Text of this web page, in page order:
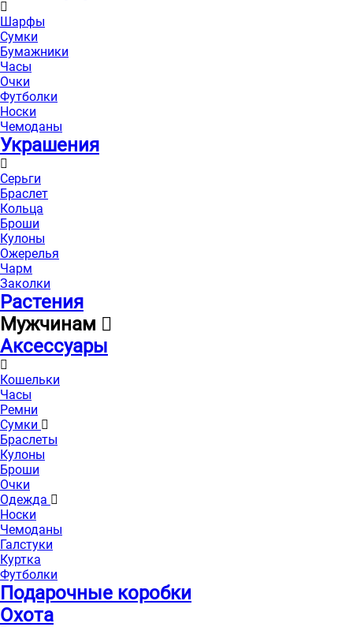
Шарфы
Сумки
Бумажники
Часы
Очки
Футболки
Носки
Чемоданы
Украшения
Серьги
Браслет
Кольца
Броши
Кулоны
Ожерелья
Чарм
Заколки
Растения
Мужчинам
Аксессуары
Кошельки
Часы
Ремни
Сумки
Браслеты
Кулоны
Броши
Очки
Одежда
Носки
Чемоданы
Галстуки
Куртка
Футболки
Подарочные коробки
Охота